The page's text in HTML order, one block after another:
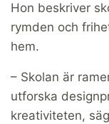
Hon beskriver
rymden och
hem.
– Skolan är
utforska
kreativiteten,